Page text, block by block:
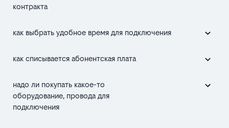
контракта
как выбрать удобное время для подключения
как списывается абонентская плата
надо ли покупать какое-то
оборудование, провода для
подключения